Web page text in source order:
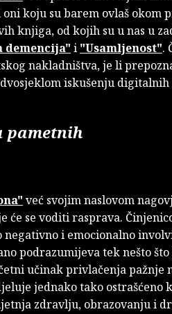
koju su barem ovlaš okom
knjiga, od kojih su u nas u
demencija" i "Usamljenost".
nakladništva, je li
iskušenju
pametnih
već svojim naslovom
će se voditi rasprava.
i emocionalno
podrazumijeva tek nešto što
učinak privlačenja pažnje
jednako tako ostrašćeno
zdravlju, obrazovanju i